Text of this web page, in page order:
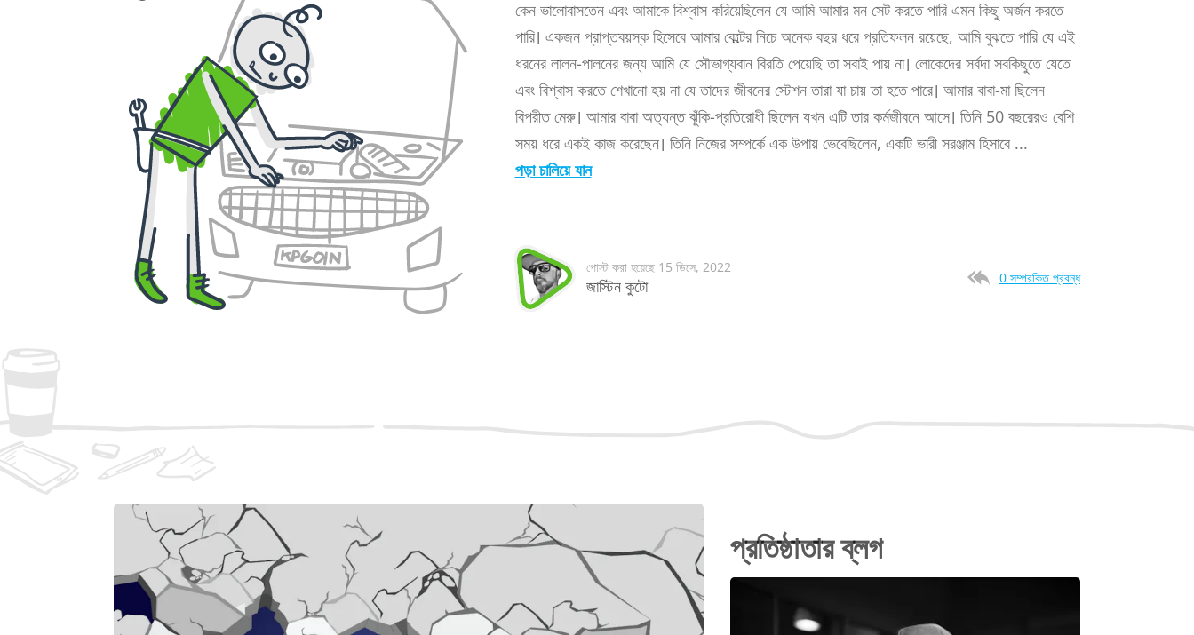
কেন ভালোবাসতেন এবং আমাকে বিশ্বাস করিয়েছিলেন যে আমি আমার মন সেট করতে পারি এমন কিছু অর্জন করতে
পারি। একজন প্রাপ্তবয়স্ক হিসেবে আমার বেল্টের নিচে অনেক বছর ধরে প্রতিফলন রয়েছে, আমি বুঝতে পারি যে এই
ধরনের লালন-পালনের জন্য আমি যে সৌভাগ্যবান বিরতি পেয়েছি তা সবাই পায় না। লোকেদের সর্বদা সবকিছুতে যেতে
এবং বিশ্বাস করতে শেখানো হয় না যে তাদের জীবনের স্টেশন তারা যা চায় তা হতে পারে। আমার বাবা-মা ছিলেন
বিপরীত মেরু। আমার বাবা অত্যন্ত ঝুঁকি-প্রতিরোধী ছিলেন যখন এটি তার কর্মজীবনে আসে। তিনি 50 বছরেরও বেশি
সময় ধরে একই কাজ করেছেন। তিনি নিজের সম্পর্কে এক উপায় ভেবেছিলেন, একটি ভারী সরঞ্জাম হিসাবে ...
পড়া চালিয়ে যান
পোস্ট করা হয়েছে 15 ডিসে, 2022
জাস্টিন কুটো 0 সম্পরকিত প্রবন্ধ
প্রতিষ্ঠাতার ব্লগ